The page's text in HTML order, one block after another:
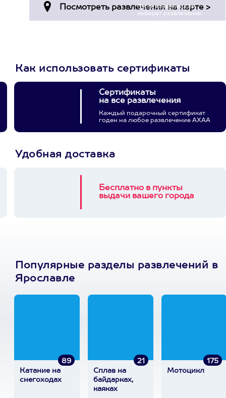
Пусть владелец сам
выберет развлечение.
Как использовать сертификаты
Сертификаты
на все развлечения
Каждый подарочный сертификат
годен на любое развлечение АХАА
Удобная доставка
Бесплатно в пункты
выдачи вашего города
Популярные разделы развлечений в
Ярославле
89
Катание на
снегоходах
21
Сплав на
байдарках,
каяках
175
Мотоцикл